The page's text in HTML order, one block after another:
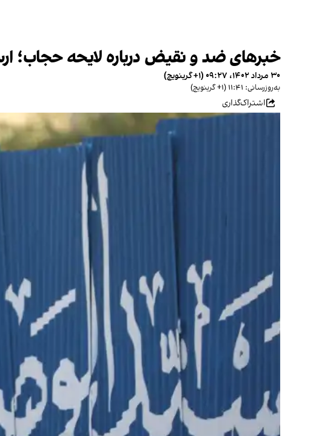
خبرهای ضد و نقیض درباره لایحه حجاب؛
۳۰ مرداد ۱۴۰۲، ۰۹:۲۷ (‎+۱ گرینویچ)
به‌روزرسانی: ۱۱:۴۱ (‎+۱ گرینویچ)
اشتراک‌گذاری